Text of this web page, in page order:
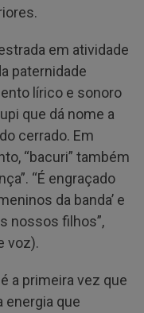
em atividade
paternidade
lírico e sonoro
que dá nome a
cerrado. Em
“bacuri” também
“É engraçado
da banda’ e
nossos filhos”,
voz).
a primeira vez que
energia que